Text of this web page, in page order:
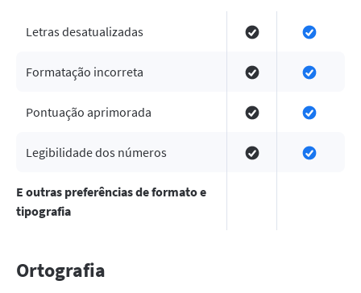
Letras desatualizadas
Formatação incorreta
Pontuação aprimorada
Legibilidade dos números
E outras preferências de formato e
tipografia
Ortografia